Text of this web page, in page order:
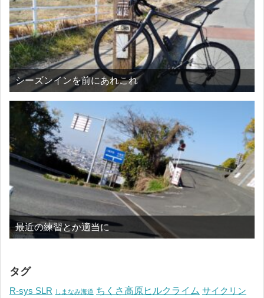
シーズンインを前にあれこれ
最近の練習とか適当に
タグ
R-sys SLR しまなみ海道 ちくさ高原ヒルクライム サイクリン